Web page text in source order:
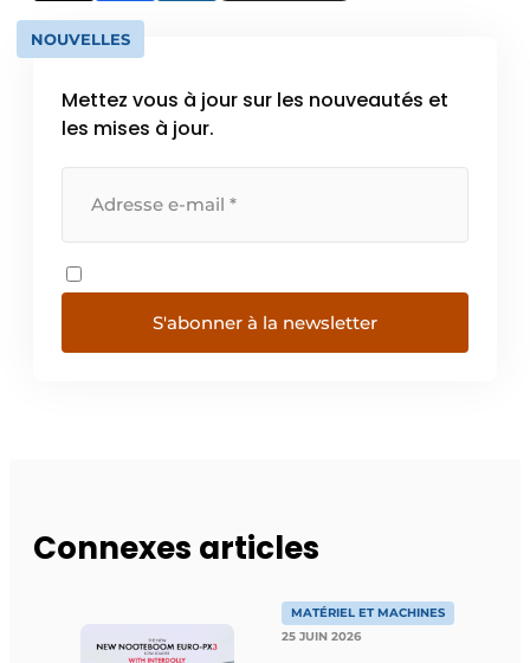
NOUVELLES
Mettez vous à jour sur les nouveautés et
les mises à jour.
S'abonner à la newsletter
Connexes articles
MATÉRIEL ET MACHINES
25 JUIN 2026